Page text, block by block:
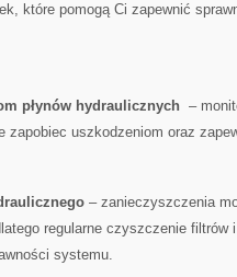
które pomogą⁤ Ci zapewnić​
płynów hydraulicznych
–
zapobiec uszkodzeniom oraz
– zanieczyszczenia
regularne ⁢czyszczenie ⁢filtrów
systemu.